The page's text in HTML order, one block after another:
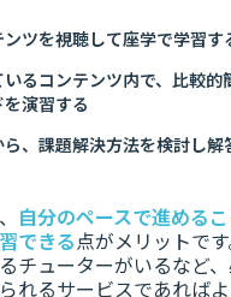
ツを視聴して座学で学習す
るコンテンツ内で、比較的
演習する
、課題解決方法を検討し解
自分のペースで進める
できる点がメリットで
チューターがいるなど
れるサービスであれば